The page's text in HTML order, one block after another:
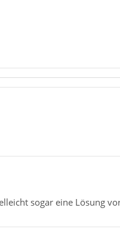
sogar eine Lösung